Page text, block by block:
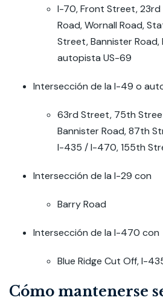
I-70, Front Street,
Road, Wornall Road,
Street, Bannister Road,
autopista US-69
Intersección de la I-49 o
63rd Street, 75th
Bannister Road, 87th
I-435 / I-470, 155th
Intersección de la I-29 con
Barry Road
Intersección de la I-470 con
Blue Ridge Cut Off, I-
Cómo mantenerse